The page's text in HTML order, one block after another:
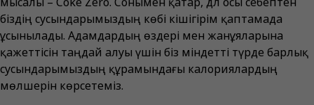
біздің сусындарымыздың көбі кішігірім қаптамада
ұсынылады. Адамдардың өздері мен жанұяларына
қажеттісін таңдай алуы үшін біз міндетті түрде барлық
сусындарымыздың құрамындағы калориялардың
мөлшерін көрсетеміз.